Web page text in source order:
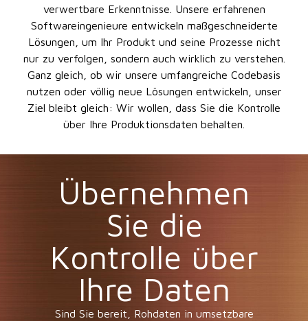
verwertbare Erkenntnisse. Unsere erfahrenen
Softwareingenieure entwickeln maßgeschneiderte
Lösungen, um Ihr Produkt und seine Prozesse nicht
nur zu verfolgen, sondern auch wirklich zu verstehen.
Ganz gleich, ob wir unsere umfangreiche Codebasis
nutzen oder völlig neue Lösungen entwickeln, unser
Ziel bleibt gleich: Wir wollen, dass Sie die Kontrolle
über Ihre Produktionsdaten behalten.
Übernehmen
Sie die
Kontrolle über
Ihre Daten
Sind Sie bereit, Rohdaten in umsetzbare